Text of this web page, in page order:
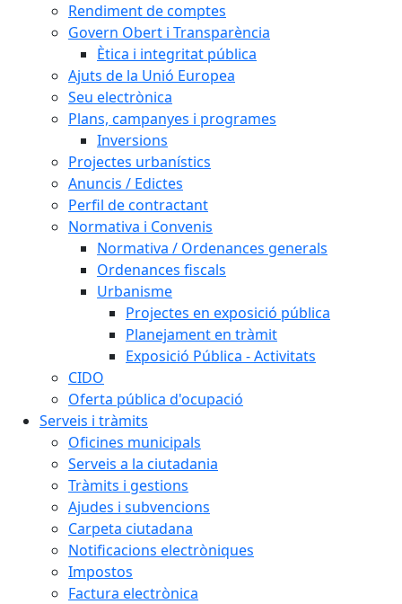
Rendiment de comptes
Govern Obert i Transparència
Ètica i integritat pública
Ajuts de la Unió Europea
Seu electrònica
Plans, campanyes i programes
Inversions
Projectes urbanístics
Anuncis / Edictes
Perfil de contractant
Normativa i Convenis
Normativa / Ordenances generals
Ordenances fiscals
Urbanisme
Projectes en exposició pública
Planejament en tràmit
Exposició Pública - Activitats
CIDO
Oferta pública d'ocupació
Serveis i tràmits
Oficines municipals
Serveis a la ciutadania
Tràmits i gestions
Ajudes i subvencions
Carpeta ciutadana
Notificacions electròniques
Impostos
Factura electrònica